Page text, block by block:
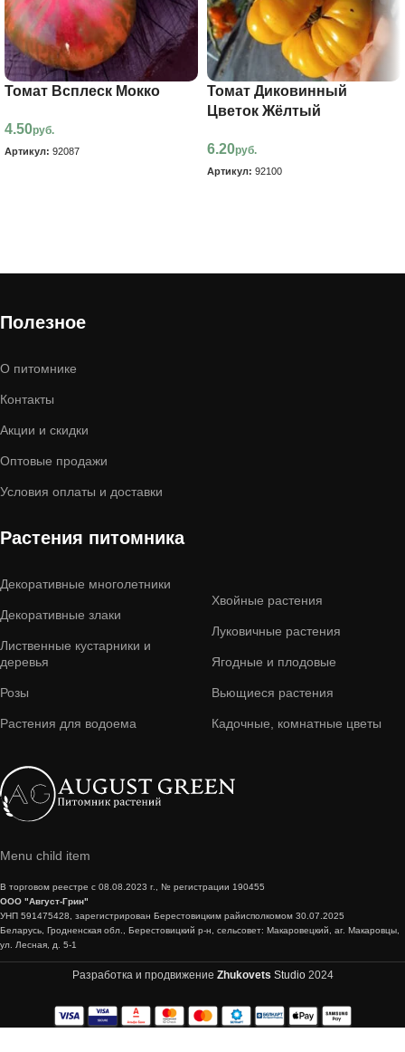
Томат Всплеск Мокко
4.50руб.
Артикул: 92087
Томат Диковинный
Цветок Жёлтый
6.20руб.
Артикул: 92100
Полезное
О питомнике
Контакты
Акции и скидки
Оптовые продажи
Условия оплаты и доставки
Растения питомника
Декоративные многолетники
Декоративные злаки
Лиственные кустарники и
деревья
Розы
Растения для водоема
Хвойные растения
Луковичные растения
Ягодные и плодовые
Вьющиеся растения
Кадочные, комнатные цветы
Menu child item
В торговом реестре с 08.08.2023 г., № регистрации 190455
ООО "Август-Грин"
УНП 591475428, зарегистрирован Берестовицким райисполкомом 30.07.2025
Беларусь, Гродненская обл., Берестовицкий р-н, сельсовет: Макаровецкий, аг. Макаровцы,
ул. Лесная, д. 5-1
Разработка и продвижение Zhukovets Studio 2024